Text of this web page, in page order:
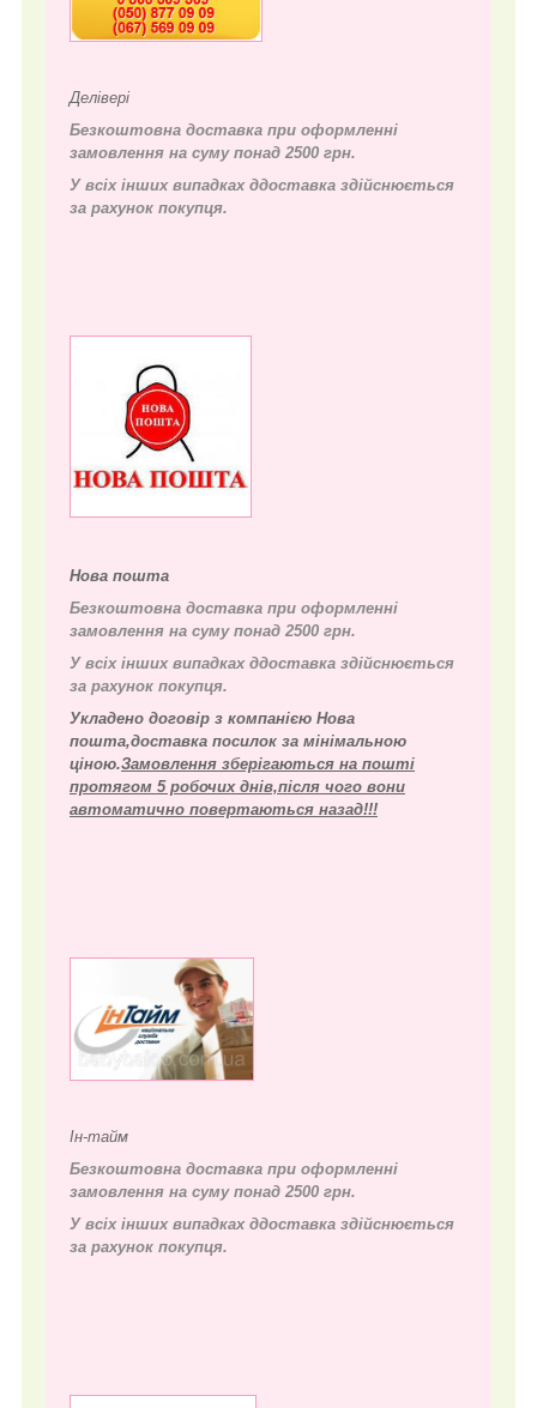
Делівері
Безкоштовна доставка при оформленні
замовлення на суму понад 2500 грн.
У всіх інших випадках ддоставка здійснюється
за рахунок покупця.
Нова пошта
Безкоштовна доставка при оформленні
замовлення на суму понад 2500 грн.
У всіх інших випадках ддоставка здійснюється
за рахунок покупця.
Укладено договір з компанією Нова
пошта,доставка посилок за мінімальною
ціною.Замовлення зберігаються на пошті
протягом 5 робочих днів,після чого вони
автоматично повертаються назад!!!
Ін-тайм
Безкоштовна доставка при оформленні
замовлення на суму понад 2500 грн.
У всіх інших випадках ддоставка здійснюється
за рахунок покупця.